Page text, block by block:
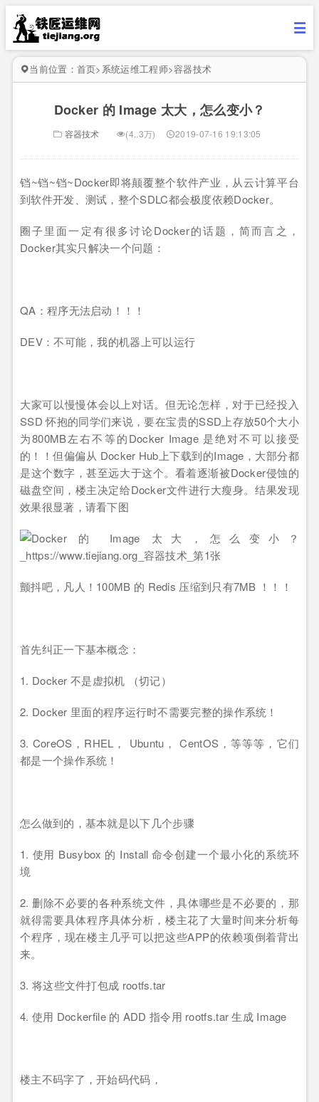
当前位置： 首页> 系统运维工程师>容器技术
Docker 的 Image 太大，怎么变小？
容器技术 (4..3万) 2019-07-16 19:13:05
铛~铛~铛~Docker即将颠覆整个软件产业，从云计算平台
到软件开发、测试，整个SDLC都会极度依赖Docker。
圈子里面一定有很多讨论Docker的话题，简而言之，
Docker其实只解决一个问题：
QA：程序无法启动！！！
DEV：不可能，我的机器上可以运行
大家可以慢慢体会以上对话。但无论怎样，对于已经投入
SSD 怀抱的同学们来说，要在宝贵的SSD上存放50个大小
为800MB左右不等的Docker Image 是绝对不可以接受
的！！但偏偏从 Docker Hub上下载到的Image，大部分都
是这个数字，甚至远大于这个。看着逐渐被Docker侵蚀的
磁盘空间，楼主决定给Docker文件进行大瘦身。结果发现
效果很显著，请看下图
颤抖吧，凡人！100MB 的 Redis 压缩到只有7MB ！！！
首先纠正一下基本概念：
1. Docker 不是虚拟机 （切记）
2. Docker 里面的程序运行时不需要完整的操作系统！
3. CoreOS，RHEL， Ubuntu， CentOS，等等等，它们
都是一个操作系统！
怎么做到的，基本就是以下几个步骤
1. 使用 Busybox 的 Install 命令创建一个最小化的系统环
境
2. 删除不必要的各种系统文件，具体哪些是不必要的，那
就得需要具体程序具体分析，楼主花了大量时间来分析每
个程序，现在楼主几乎可以把这些APP的依赖项倒着背出
来。
3. 将这些文件打包成 rootfs.tar
4. 使用 Dockerfile 的 ADD 指令用 rootfs.tar 生成 Image
楼主不码字了，开始码代码，